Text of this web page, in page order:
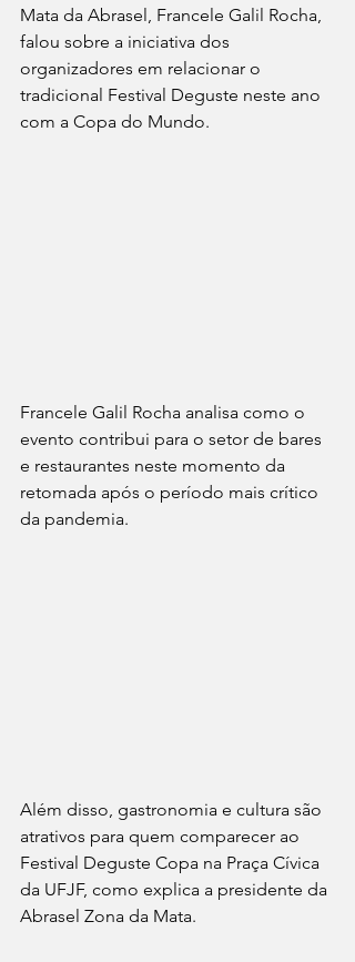
Mata da Abrasel, Francele Galil Rocha,
falou sobre a iniciativa dos
organizadores em relacionar o
tradicional Festival Deguste neste ano
com a Copa do Mundo.
Francele Galil Rocha analisa como o
evento contribui para o setor de bares
e restaurantes neste momento da
retomada após o período mais crítico
da pandemia.
Além disso, gastronomia e cultura são
atrativos para quem comparecer ao
Festival Deguste Copa na Praça Cívica
da UFJF, como explica a presidente da
Abrasel Zona da Mata.